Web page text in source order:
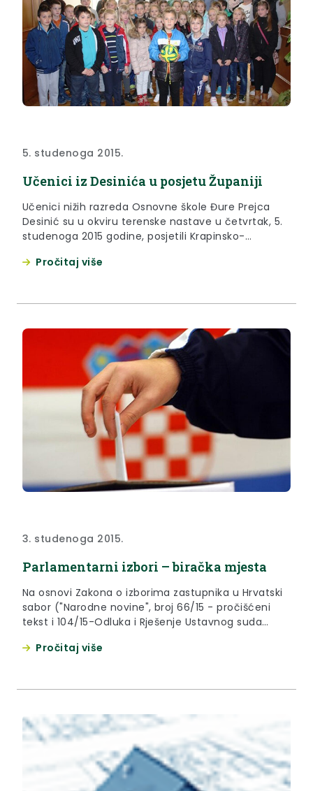
5. studenoga 2015.
Učenici iz Desinića u posjetu Županiji
Učenici nižih razreda Osnovne škole Đure Prejca
Desinić su u okviru terenske nastave u četvrtak, 5.
studenoga 2015 godine, posjetili Krapinsko-
Pročitaj više
3. studenoga 2015.
Parlamentarni izbori – biračka mjesta
Na osnovi Zakona o izborima zastupnika u Hrvatski
sabor ("Narodne novine", broj 66/15 - pročišćeni
tekst i 104/15-Odluka i Rješenje Ustavnog suda
2015., dalje: Zakon) Izborno povjerenstvo III. izborne
Pročitaj više